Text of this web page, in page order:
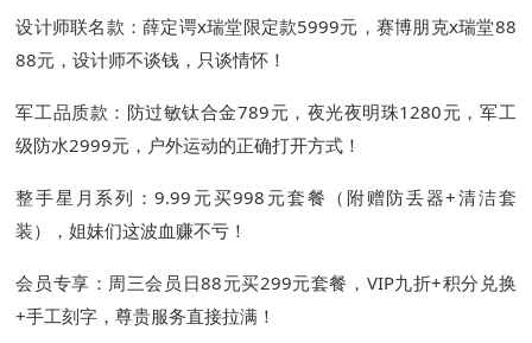
设计师联名款：薛定谔x瑞堂限定款5999元，赛博朋克x瑞堂88
88元，设计师不谈钱，只谈情怀！
军工品质款：防过敏钛合金789元，夜光夜明珠1280元，军工
级防水2999元，户外运动的正确打开方式！
整手星月系列：9.99元买998元套餐（附赠防丢器+清洁套
装），姐妹们这波血赚不亏！
会员专享：周三会员日88元买299元套餐，VIP九折+积分兑换
+手工刻字，尊贵服务直接拉满！